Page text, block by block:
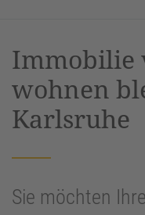
Immobilie
wohnen
Karlsruhe
Sie möchten